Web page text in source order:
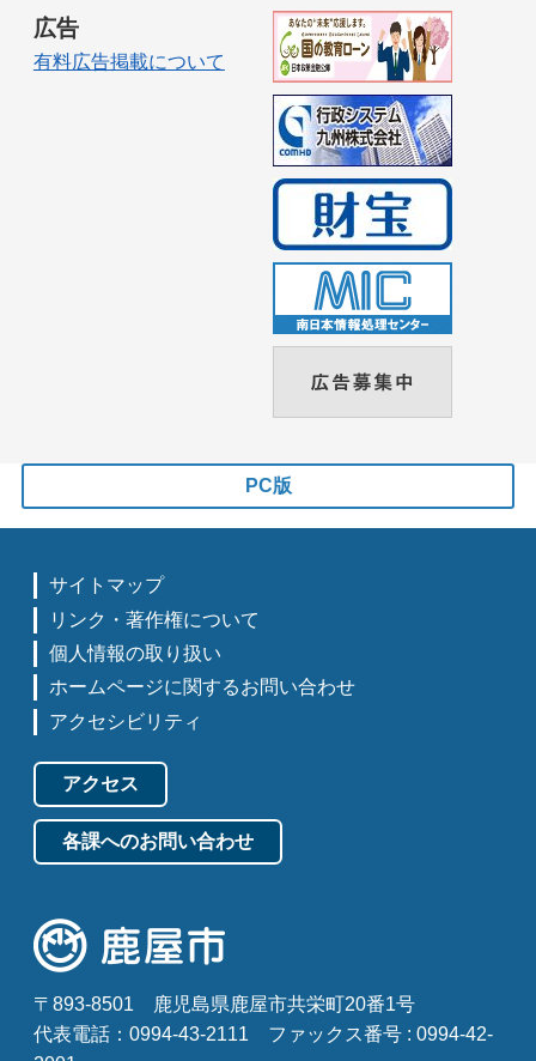
広告
有料広告掲載について
PC版
サイトマップ
リンク・著作権について
個人情報の取り扱い
ホームページに関するお問い合わせ
アクセシビリティ
アクセス
各課へのお問い合わせ
〒893-8501
鹿児島県鹿屋市共栄町20番1号
代表電話：0994-43-2111
ファックス番号 : 0994-42-